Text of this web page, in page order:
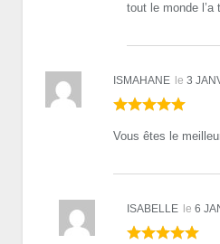
tout le monde l’a
ISMAHANE le 3
Vous êtes le
ISABELLE le 6